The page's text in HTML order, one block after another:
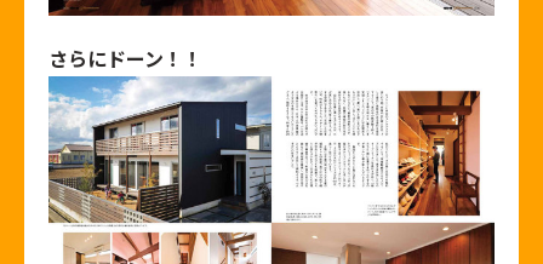
さらにドーン！！